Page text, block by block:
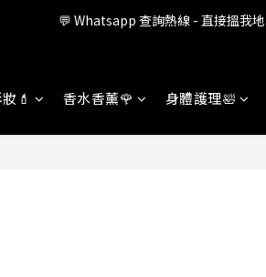
會員權益升級中✨ 新福利即將公布
💬 Whatsapp 查詢熱線 - 直接搵我
會員權益升級中✨ 新福利即將公布
💄 香水香薰🌹 身體護理🛀